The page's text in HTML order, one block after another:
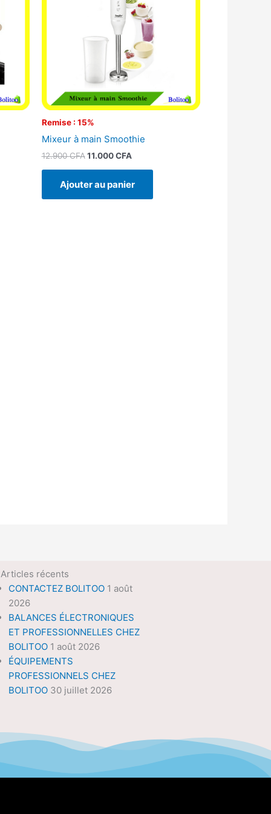
Remise : 15%
Mixeur à main Smoothie
12.900CFA 11.000CFA
Ajouter au panier
récents
CONTACTEZ BOLITOO 1 août
2026
BALANCES ÉLECTRONIQUES
ET PROFESSIONNELLES CHEZ
BOLITOO 1 août 2026
ÉQUIPEMENTS
PROFESSIONNELS CHEZ
BOLITOO 30 juillet 2026